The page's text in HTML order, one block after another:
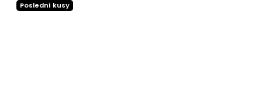
Poslední kusy